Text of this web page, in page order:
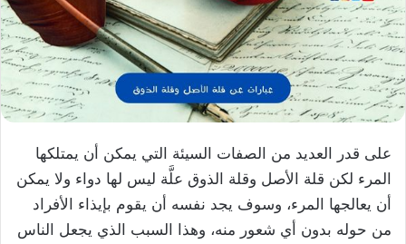
على قدر العديد من الصفات السيئة التي يمكن أن يمتلكها
المرء لكن قلة الأصل وقلة الذوق علَّة ليس لها دواء ولا يمكن
أن يعالجها المرء، وسوف يجد نفسه أن يقوم بإيذاء الأفراد
من حوله بدون أي شعور منه، وهذا السبب الذي يجعل الناس